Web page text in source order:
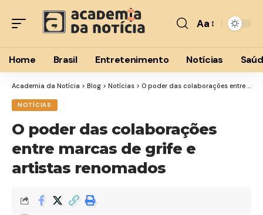
Font
Resizer
Aa
Home Brasil Entretenimento Notícias
Academia da Notícia > Blog > Notícias > O poder das colaborações entre marcas de grife e artistas renomados
NOTÍCIAS
O poder das colaborações
entre marcas de grife e
artistas renomados